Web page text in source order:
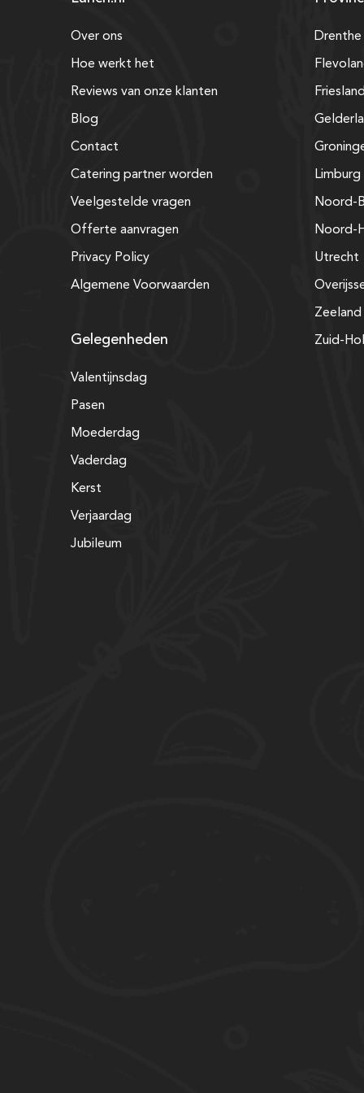
Over ons
Hoe werkt het
Reviews van onze klanten
Blog
Contact
Catering partner worden
Veelgestelde vragen
Offerte aanvragen
Privacy Policy
Algemene Voorwaarden
Gelegenheden
Valentijnsdag
Pasen
Moederdag
Vaderdag
Kerst
Verjaardag
Jubileum
Drenthe
Friesland
Limburg
Noord-
Noord-
Utrecht
Zeeland
Zuid-